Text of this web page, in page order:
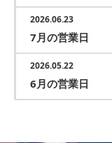
2026.06.23
7月の営業日
2026.05.22
6月の営業日